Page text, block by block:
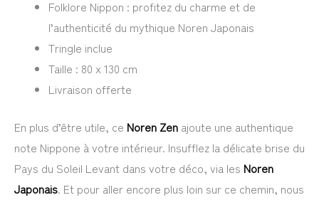
Folklore Nippon : profitez du charme et de
l’authenticité du mythique Noren Japonais
Tringle inclue
Taille : 80 x 130 cm
Livraison offerte
En plus d’être utile, ce Noren Zen ajoute une authentique
note Nippone à votre intérieur. Insufflez la délicate brise du
Pays du Soleil Levant dans votre déco, via les Noren
Japonais. Et pour aller encore plus loin sur ce chemin, nous